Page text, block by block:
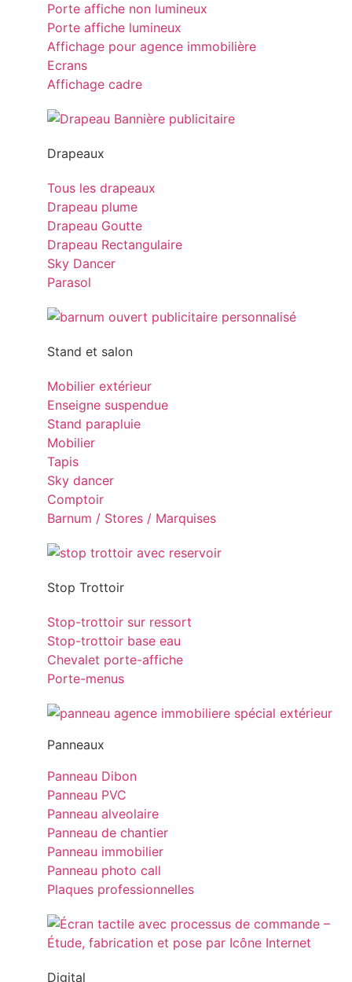
Porte affiche non lumineux
Porte affiche lumineux
Affichage pour agence immobilière
Ecrans
Affichage cadre
Drapeaux
Tous les drapeaux
Drapeau plume
Drapeau Goutte
Drapeau Rectangulaire
Sky Dancer
Parasol
Stand et salon
Mobilier extérieur
Enseigne suspendue
Stand parapluie
Mobilier
Tapis
Sky dancer
Comptoir
Barnum / Stores / Marquises
Stop Trottoir
Stop-trottoir sur ressort
Stop-trottoir base eau
Chevalet porte-affiche
Porte-menus
Panneaux
Panneau Dibon
Panneau PVC
Panneau alveolaire
Panneau de chantier
Panneau immobilier
Panneau photo call
Plaques professionnelles
Digital